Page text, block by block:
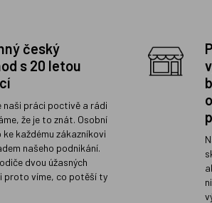
český
s 20 letou
naši práci poctivě a rádi
že je to znát. Osobní
každému zákazníkovi
našeho podnikání.
dvou úžasných
proto víme, co potěší ty